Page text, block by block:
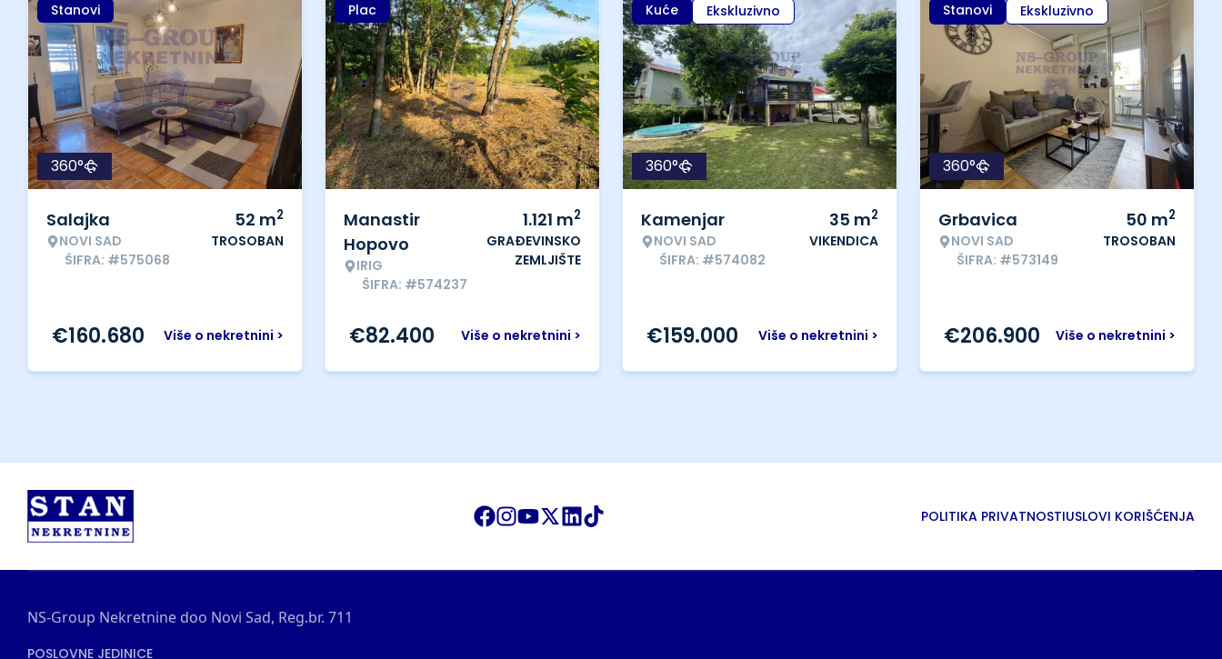
Stanovi
360°
Salajka
NOVI SAD
ŠIFRA: #575068
52 m2
TROSOBAN
Više o nekretnini >
€160.680
Plac
Manastir
Hopovo
IRIG
ŠIFRA: #574237
1.121 m2
GRAĐEVINSKO
ZEMLJIŠTE
Više o nekretnini >
€82.400
Kuće Ekskluzivno
360°
Kamenjar
NOVI SAD
ŠIFRA: #574082
35 m2
VIKENDICA
Više o nekretnini >
€159.000
Stanovi Ekskluzivno
360°
Grbavica
NOVI SAD
ŠIFRA: #573149
50 m2
TROSOBAN
Više o nekretnini >
€206.900
POLITIKA PRIVATNOSTIUSLOVI KORIŠĆENJA
NS-Group Nekretnine doo Novi Sad, Reg.br. 711
POSLOVNE JEDINICE